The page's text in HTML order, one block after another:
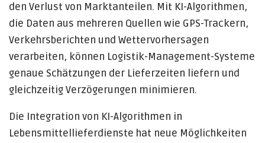
den Verlust von Marktanteilen. Mit KI-Algorithmen,
die Daten aus mehreren Quellen wie GPS-Trackern,
Verkehrsberichten und Wettervorhersagen
verarbeiten, können Logistik-Management-Systeme
genaue Schätzungen der Lieferzeiten liefern und
gleichzeitig Verzögerungen minimieren.
Die Integration von KI-Algorithmen in
Lebensmittellieferdienste hat neue Möglichkeiten